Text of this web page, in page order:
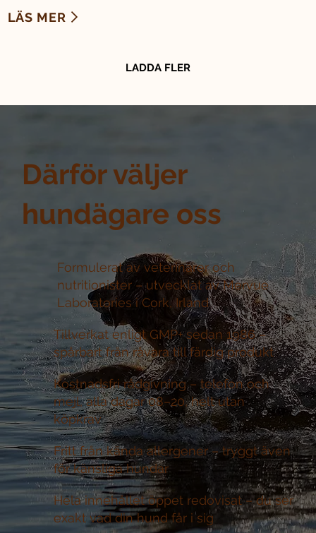
Därför väljer
hundägare oss
Formulerat av veterinärer och
nutritionister –utvecklat av Mervue
Laboratories i Cork, Irland
Tillverkat enligt GMP+ sedan 1986 –
spårbart från råvara till färdig produkt
Kostnadsfri rådgivning –telefon och
mejl, alla dagar 08–20, helt utan
köpkrav
Fritt från kända allergener –tryggt även
för känsliga hundar
Hela innehållet öppet redovisat –du ser
exakt vad din hund får i sig
LÄS MER
LADDA FLER